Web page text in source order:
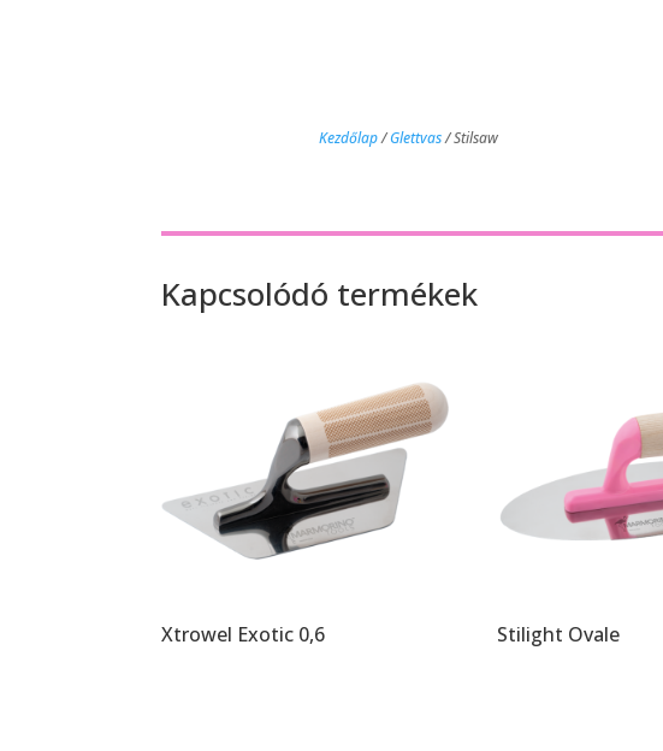
Kezdőlap/Glettvas/ Stilsaw
Kapcsolódó termékek
Xtrowel Exotic 0,6 Stilight Ovale